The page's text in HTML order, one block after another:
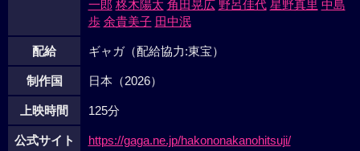
一郎 柊木陽太 角田晃広 野呂佳代 星野真里 中島
歩 余貴美子 田中泯
配給 ギャガ（配給協力:東宝）
制作国 日本（2026）
上映時間 125分
公式サイト https://gaga.ne.jp/hakononakanohitsuji/